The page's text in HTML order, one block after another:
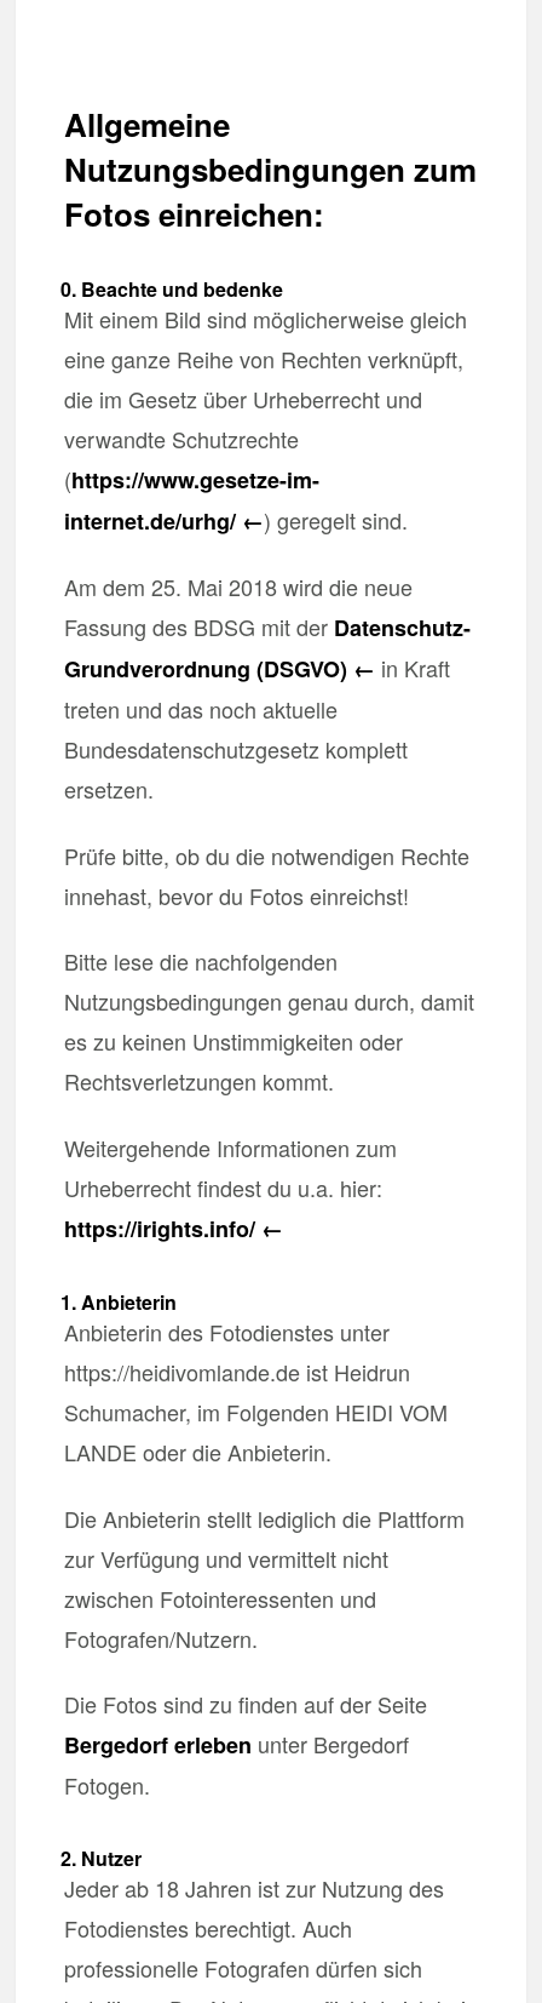
Allgemeine
Nutzungsbedingungen zum
Fotos einreichen:
0. Beachte und bedenke
Mit einem Bild sind möglicherweise gleich
eine ganze Reihe von Rechten verknüpft,
die im Gesetz über Urheberrecht und
verwandte Schutzrechte
(https://www.gesetze-im-
internet.de/urhg/ ←) geregelt sind.
Am dem 25. Mai 2018 wird die neue
Fassung des BDSG mit der Datenschutz-
Grundverordnung (DSGVO) ← in Kraft
treten und das noch aktuelle
Bundesdatenschutzgesetz komplett
ersetzen.
Prüfe bitte, ob du die notwendigen Rechte
innehast, bevor du Fotos einreichst!
Bitte lese die nachfolgenden
Nutzungsbedingungen genau durch, damit
es zu keinen Unstimmigkeiten oder
Rechtsverletzungen kommt.
Weitergehende Informationen zum
Urheberrecht findest du u.a. hier:
https://irights.info/ ←
1. Anbieterin
Anbieterin des Fotodienstes unter
https://heidivomlande.de ist Heidrun
Schumacher, im Folgenden HEIDI VOM
LANDE oder die Anbieterin.
Die Anbieterin stellt lediglich die Plattform
zur Verfügung und vermittelt nicht
zwischen Fotointeressenten und
Fotografen/Nutzern.
Die Fotos sind zu finden auf der Seite
Bergedorf erleben unter Bergedorf
Fotogen.
2. Nutzer
Jeder ab 18 Jahren ist zur Nutzung des
Fotodienstes berechtigt. Auch
professionelle Fotografen dürfen sich